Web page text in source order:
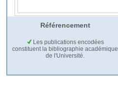
Référencement
Les publications encodées
constituent la bibliographie académique
de l'Université.